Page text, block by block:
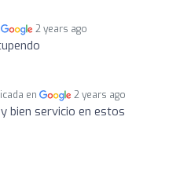
2 years ago
en 2 years ago
bien servicio en estos